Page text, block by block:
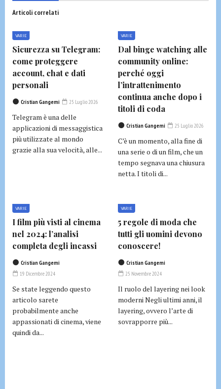
Articoli correlati
VARIE
Sicurezza su Telegram:
come proteggere
account, chat e dati
personali
Cristian Gangemi 25 Luglio 2026
Telegram è una delle
applicazioni di messaggistica
più utilizzate al mondo
grazie alla sua velocità, alle...
VARIE
Dal binge watching alle
community online:
perché oggi
l’intrattenimento
continua anche dopo i
titoli di coda
Cristian Gangemi 25 Luglio 2026
C’è un momento, alla fine di
una serie o di un film, che un
tempo segnava una chiusura
netta. I titoli di...
VARIE
I film più visti al cinema
nel 2024: l’analisi
completa degli incassi
Cristian Gangemi
19 Dicembre 2024
Se state leggendo questo
articolo sarete
probabilmente anche
appassionati di cinema, viene
quindi da...
VARIE
5 regole di moda che
tutti gli uomini devono
conoscere!
Cristian Gangemi
25 Novembre 2024
Il ruolo del layering nei look
moderni Negli ultimi anni, il
layering, ovvero l’arte di
sovrapporre più...